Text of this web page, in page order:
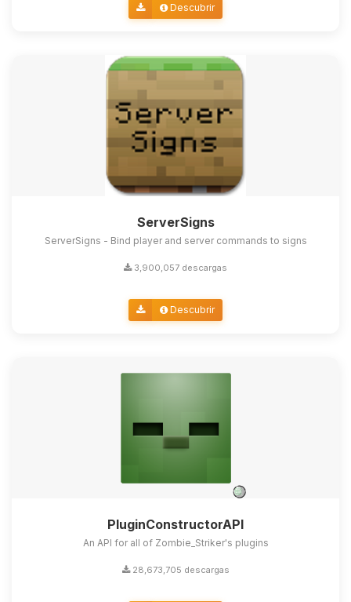
Descubrir
ServerSigns
ServerSigns - Bind player and server commands to signs
3,900,057 descargas
Descubrir
PluginConstructorAPI
An API for all of Zombie_Striker's plugins
28,673,705 descargas